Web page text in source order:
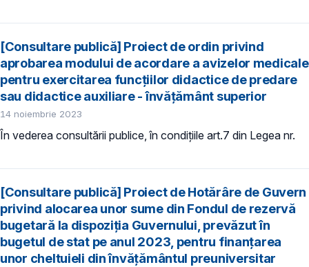
[Consultare publică] Proiect de ordin privind
aprobarea modului de acordare a avizelor medicale
pentru exercitarea funcțiilor didactice de predare
sau didactice auxiliare - învățământ superior
14 noiembrie 2023
În vederea consultării publice, în condiţiile art.7 din Legea nr.
[Consultare publică] Proiect de Hotărâre de Guvern
privind alocarea unor sume din Fondul de rezervă
bugetară la dispoziția Guvernului, prevăzut în
bugetul de stat pe anul 2023, pentru finanțarea
unor cheltuieli din învățământul preuniversitar